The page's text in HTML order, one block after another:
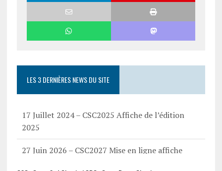
LES 3 DERNIÈRES NEWS DU SITE
17 Juillet 2024 – CSC2025 Affiche de l’édition
2025
27 Juin 2026 – CSC2027 Mise en ligne affiche